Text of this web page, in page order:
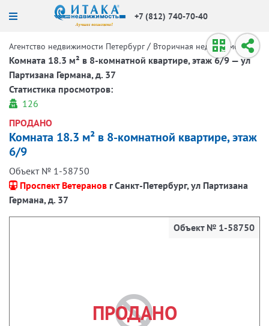
+7 (812) 740-70-40
Агентство недвижимости Петербург / Вторичная недвижимость /
Комната 18.3 м² в 8-комнатной квартире, этаж 6/9 — ул
Партизана Германа, д. 37
Статистика просмотров:
126
ПРОДАНО
Комната 18.3 м² в 8-комнатной квартире, этаж
6/9
Объект № 1-58750
Проспект Ветеранов г Санкт-Петербург, ул Партизана
Германа, д. 37
ПРОДАНО
Объект № 1-58750